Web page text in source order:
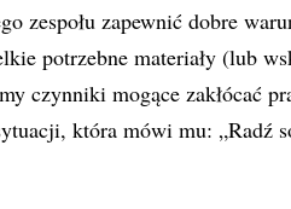
zespołu zapewnić dobre
potrzebne materiały (lub
czynniki mogące zakłócać
która mówi mu: „Radź